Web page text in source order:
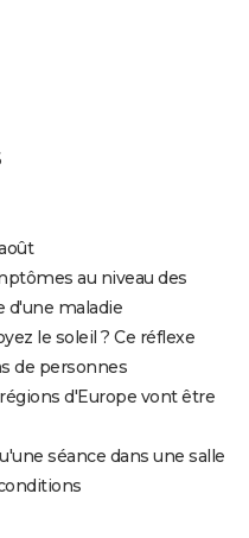
au niveau des
d'une maladie
le soleil ? Ce réflexe
de personnes
d'Europe vont être
séance dans une salle